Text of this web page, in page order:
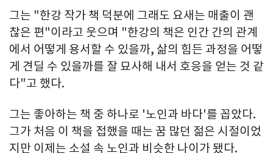
그는 "한강 작가 책 덕분에 그래도 요새는 매출이 괜
찮은 편"이라고 웃으며 "한강의 책은 인간 간의 관계
에서 어떻게 용서할 수 있을까, 삶의 힘든 과정을 어떻
게 견딜 수 있을까를 잘 묘사해 내서 호응을 얻는 것 같
다"고 했다.
그는 좋아하는 책 중 하나로 '노인과 바다'를 꼽았다.
그가 처음 이 책을 접했을 때는 꿈 많던 젊은 시절이었
지만 이제는 소설 속 노인과 비슷한 나이가 됐다.